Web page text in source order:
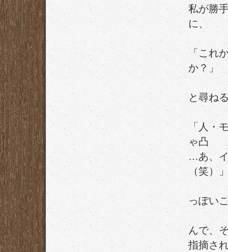
私が勝
に、
「これ
か？」
と尋ね
「人・
ゃ凸
…あ、
（笑）
っぽい
んで、
指摘さ